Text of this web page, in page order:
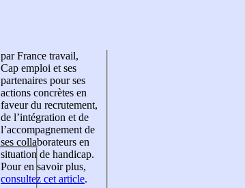
par France travail,
Cap emploi et ses
partenaires pour ses
actions concrètes en
faveur du recrutement,
de l’intégration et de
l’accompagnement de
ses collaborateurs en
situation de handicap.
Pour en savoir plus,
consultez cet article.